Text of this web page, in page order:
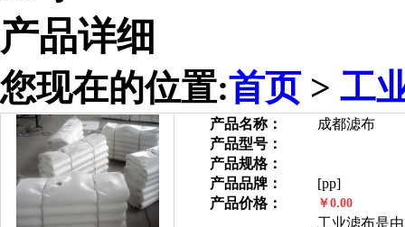
产品详细
您现在的位置:首页> 工
产品名称：
成都滤布
产品型号：
产品规格：
产品品牌：
[pp]
产品价格：
￥0.00
工业滤布是